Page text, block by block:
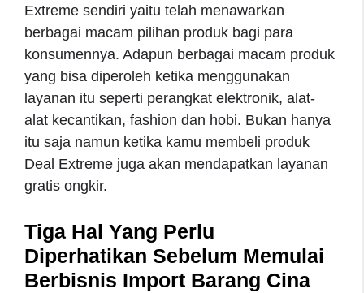
Extreme sendiri yaitu telah menawarkan
berbagai macam pilihan produk bagi para
konsumennya. Adapun berbagai macam produk
yang bisa diperoleh ketika menggunakan
layanan itu seperti perangkat elektronik, alat-
alat kecantikan, fashion dan hobi. Bukan hanya
itu saja namun ketika kamu membeli produk
Deal Extreme juga akan mendapatkan layanan
gratis ongkir.
Tiga Hal Yang Perlu
Diperhatikan Sebelum Memulai
Berbisnis Import Barang Cina